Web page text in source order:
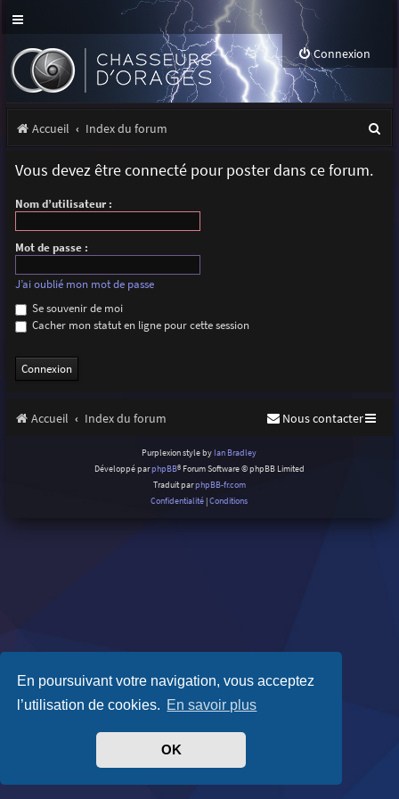
En poursuivant votre navigation, vous acceptez
l’utilisation de cookies. En savoir plus
OK
Connexion
Accueil Index du forum
Vous devez être connecté pour poster dans ce forum.
Nom d’utilisateur :
Mot de passe :
J’ai oublié mon mot de passe
Se souvenir de moi
Cacher mon statut en ligne pour cette session
Accueil Index du forum Nous contacter
Purplexion style by Ian Bradley
Développé parphpBB® Forum Software © phpBB Limited
Traduit parphpBB-fr.com
Confidentialité |Conditions